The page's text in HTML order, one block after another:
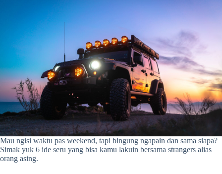
Mau ngisi waktu pas weekend, tapi bingung ngapain dan sama siapa?
Simak yuk 6 ide seru yang bisa kamu lakuin bersama strangers alias
orang asing.